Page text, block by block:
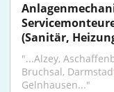
(Sanitär,
"...Alzey,
Bruchsal,
Gelnhausen..."